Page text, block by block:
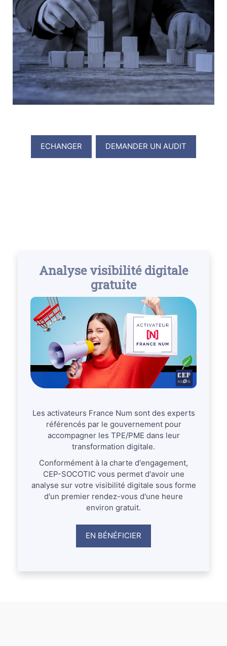
ECHANGER DEMANDER UN AUDIT
Analyse visibilité digitale
gratuite
Les activateurs France Num sont des experts
référencés par le gouvernement pour
accompagner les TPE/PME dans leur
transformation digitale.
Conformément à la charte d'engagement,
CEP-SOCOTIC vous permet d'avoir une
analyse sur votre visibilité digitale sous forme
d'un premier rendez-vous d'une heure
environ gratuit.
EN BÉNÉFICIER